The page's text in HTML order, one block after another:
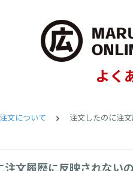
よく
文について 注文したのに注
注文履歴に反映されない